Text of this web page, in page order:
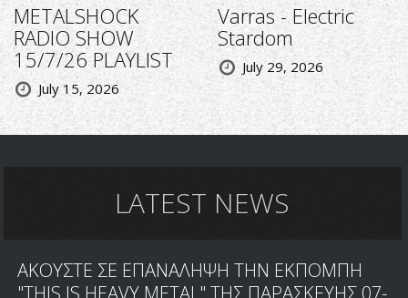
METALSHOCK
RADIO SHOW
15/7/26 PLAYLIST
July 15, 2026
Varras - Electric
Stardom
July 29, 2026
LATEST NEWS
ΑΚΟΥΣΤΕ ΣΕ ΕΠΑΝΑΛΗΨΗ ΤΗΝ ΕΚΠΟΜΠΗ
"THIS IS HEAVY METAL" ΤΗΣ ΠΑΡΑΣΚΕΥΗΣ 07-